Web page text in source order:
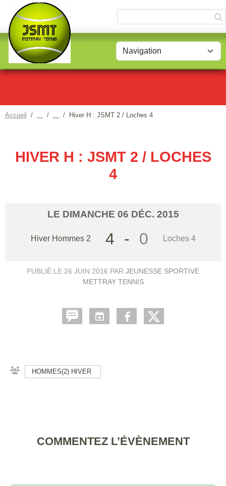
Accueil Hiver H : JSMT 2 / Loches 4
HIVER H : JSMT 2 / LOCHES
4
LE DIMANCHE 06 DÉC. 2015
Hiver Hommes 2 4 - 0 Loches 4
PUBLIÉ LE 26 JUIN 2016 PAR JEUNESSE SPORTIVE
METTRAY TENNIS
HOMMES(2) HIVER
COMMENTEZ L’ÉVÈNEMENT
Panneau de gestion des cookies